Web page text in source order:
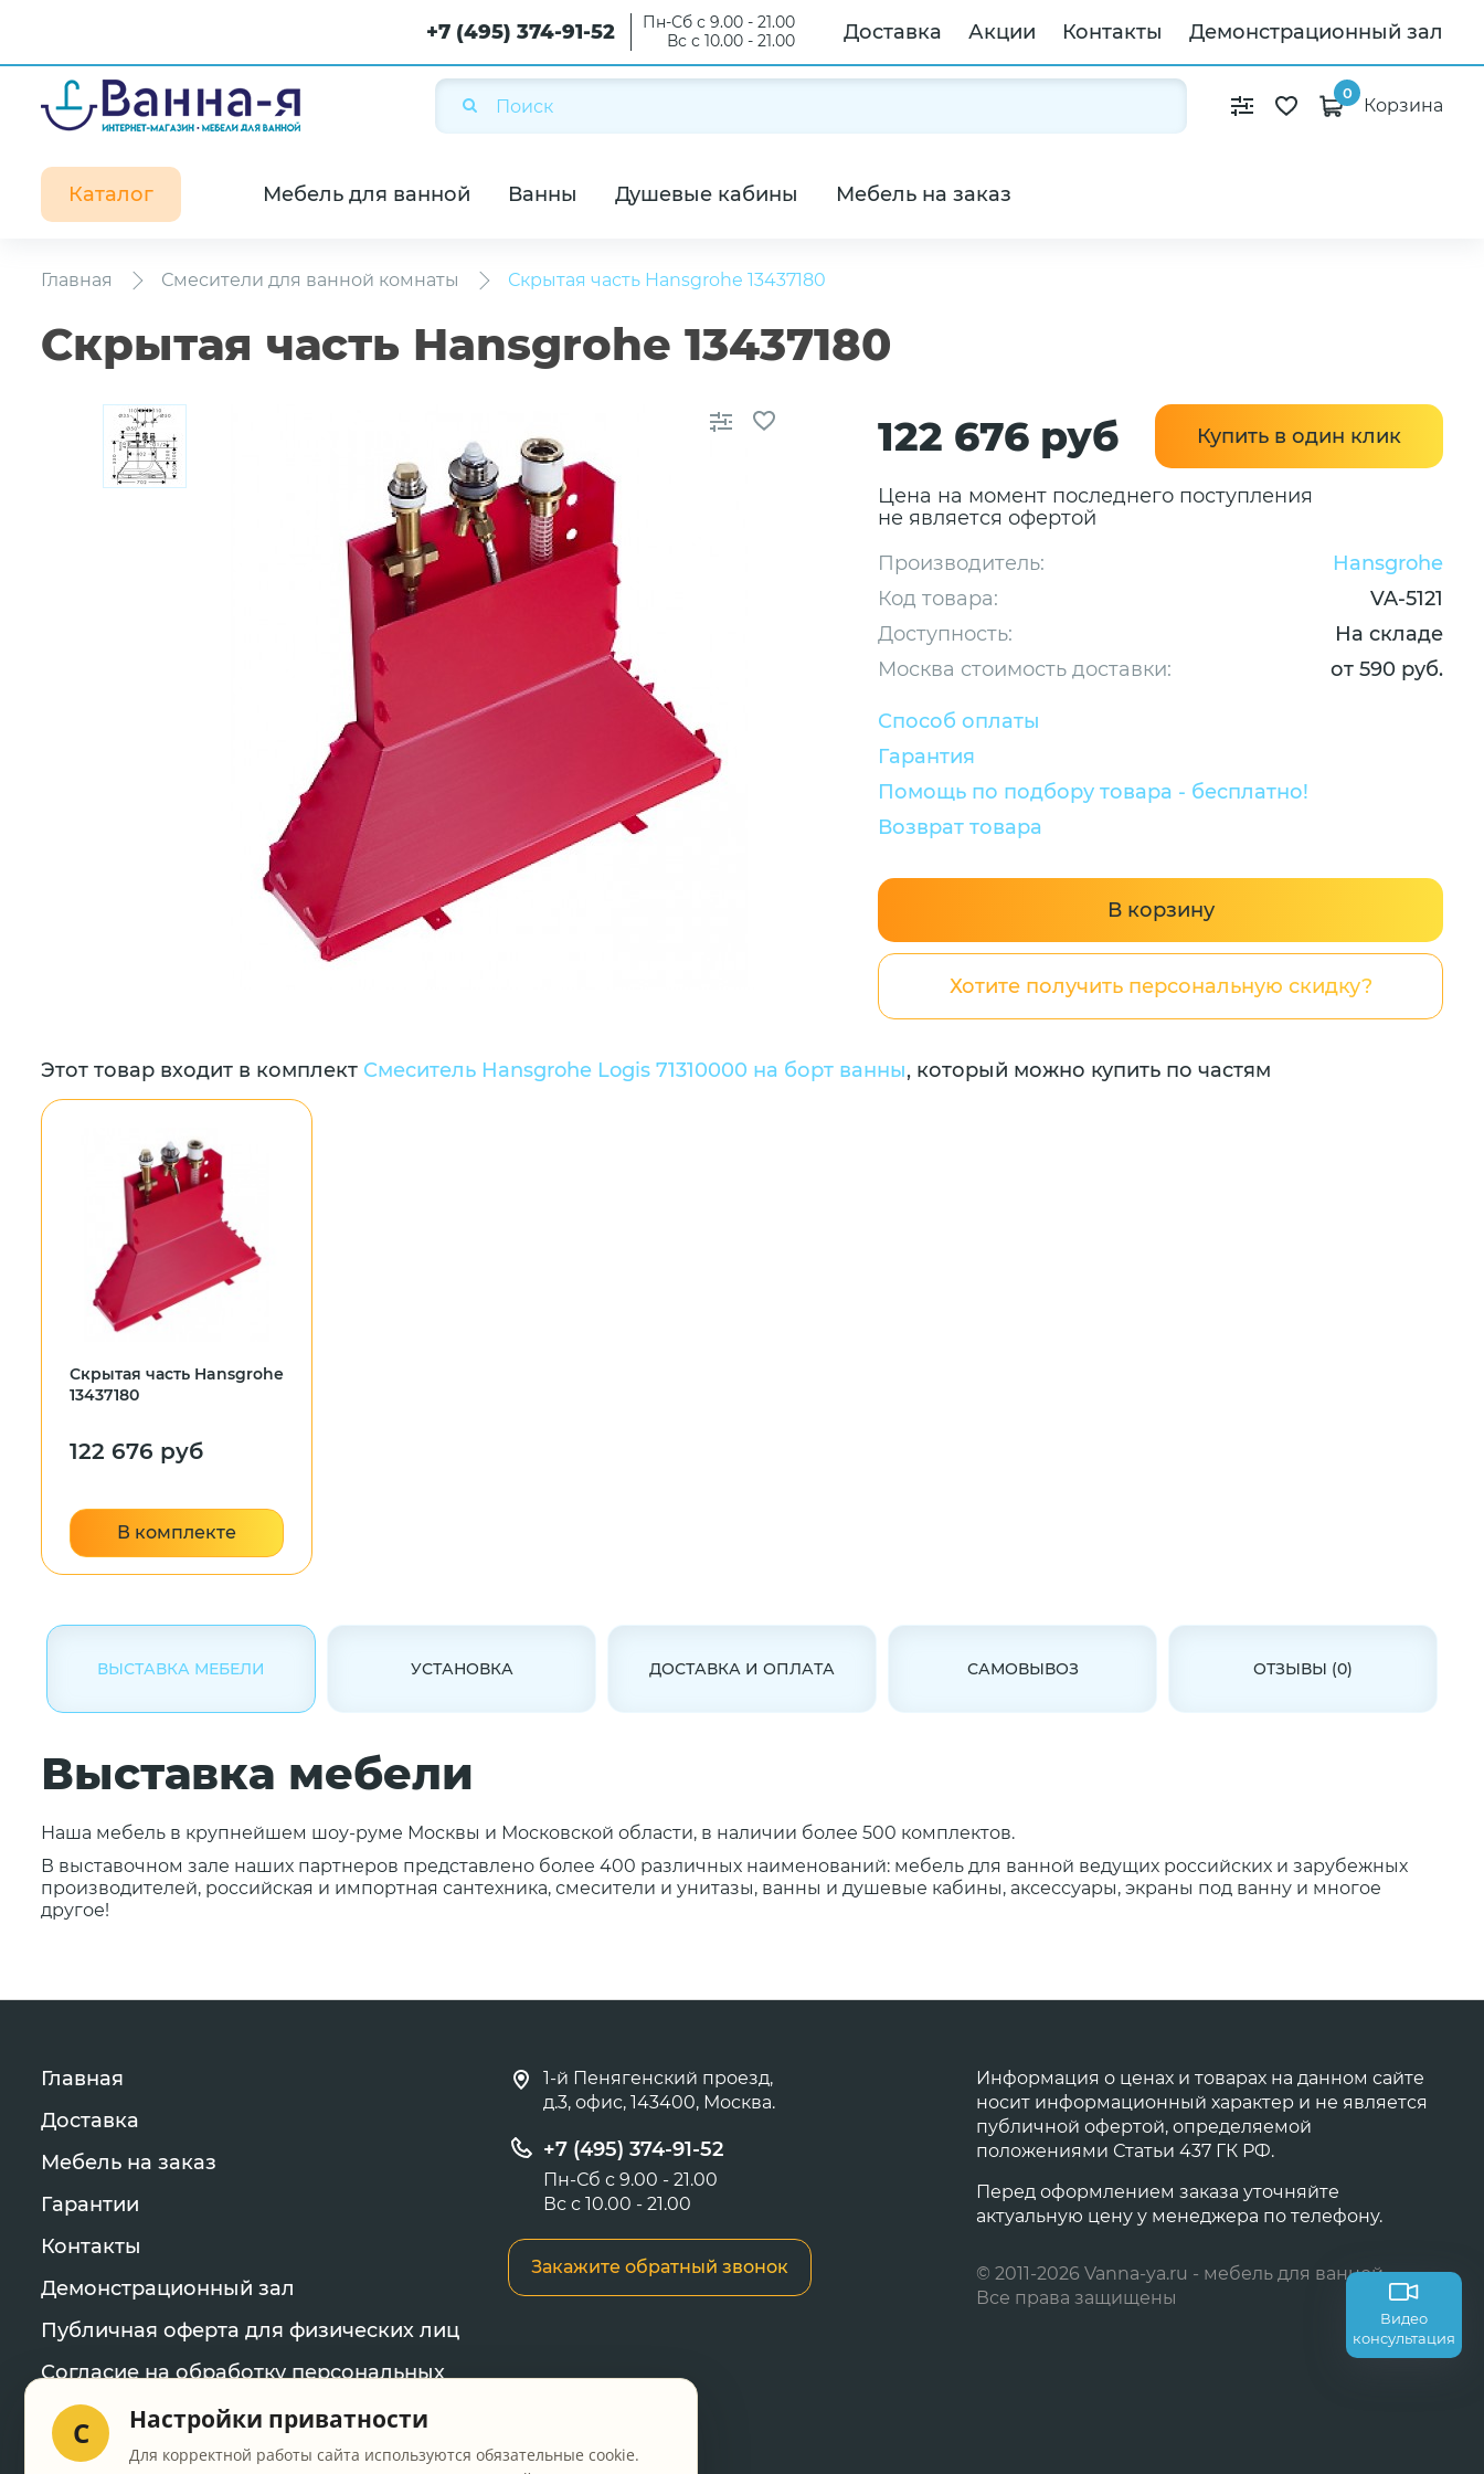
+7 (495) 374-91-52
Пн-Сб с 9.00 - 21.00
Вс с 10.00 - 21.00
Доставка Акции Контакты Демонстрационный зал
0
Корзина
Каталог Мебель для ванной Ванны Душевые кабины Мебель на заказ
Главная Смесители для ванной комнаты Скрытая часть Hansgrohe 13437180
Скрытая часть Hansgrohe 13437180
122 676 руб Купить в один клик
Цена на момент последнего поступления
не является офертой
Производитель:
Hansgrohe
Код товара:
VA-5121
Доступность:
На складе
Москва стоимость доставки:
от 590 руб.
Способ оплаты
Гарантия
Помощь по подбору товара - бесплатно!
Возврат товара
В корзину
Хотите получить персональную скидку?
Этот товар входит в комплект Смеситель Hansgrohe Logis 71310000 на борт ванны, который можно купить по частям
Скрытая часть Hansgrohe
13437180
122 676 руб
В комплекте
ВЫСТАВКА МЕБЕЛИ УСТАНОВКА ДОСТАВКА И ОПЛАТА САМОВЫВОЗ ОТЗЫВЫ (0)
Выставка мебели
Наша мебель в крупнейшем шоу-руме Москвы и Московской области, в наличии более 500 комплектов.
В выставочном зале наших партнеров представлено более 400 различных наименований: мебель для ванной ведущих российских и зарубежных
производителей, российская и импортная сантехника, смесители и унитазы, ванны и душевые кабины, аксессуары, экраны под ванну и многое
другое!
Видео
консультация
Главная
Доставка
Мебель на заказ
Гарантии
Контакты
Демонстрационный зал
Публичная оферта для физических лиц
Согласие на обработку персональных
Политика конфиденциальности
1-й Пенягенский проезд,
д.3, офис, 143400, Москва.
+7 (495) 374-91-52
Пн-Сб с 9.00 - 21.00
Вс с 10.00 - 21.00
Закажите обратный звонок
Информация о ценах и товарах на данном сайте
носит информационный характер и не является
публичной офертой, определяемой
положениями Статьи 437 ГК РФ.
Перед оформлением заказа уточняйте
актуальную цену у менеджера по телефону.
© 2011-2026 Vanna-ya.ru - мебель для ванной
Все права защищены
C Настройки приватности
Для корректной работы сайта используются обязательные cookie.